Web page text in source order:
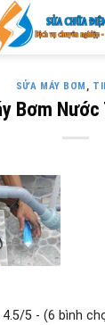
SỬA MÁY BƠM ,
Bơm
4.5/5 - (6 bình